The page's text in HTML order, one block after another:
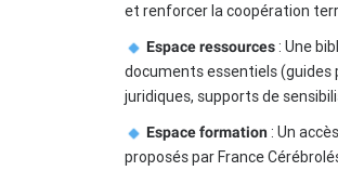
et renforcer la coopération
Espace ressources: Une
documents essentiels (guides
juridiques, supports de
Espace formation: Un
proposés par France